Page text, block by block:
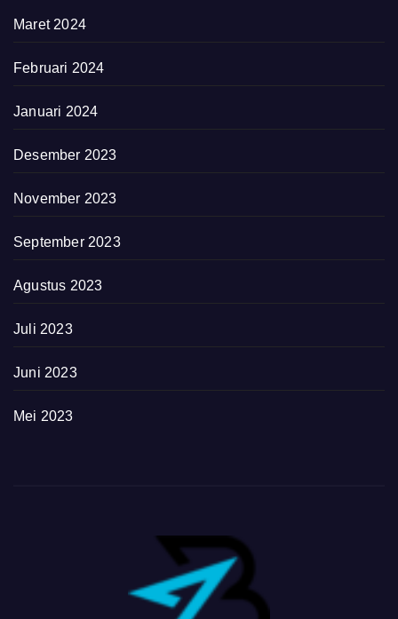
Maret 2024
Februari 2024
Januari 2024
Desember 2023
November 2023
September 2023
Agustus 2023
Juli 2023
Juni 2023
Mei 2023